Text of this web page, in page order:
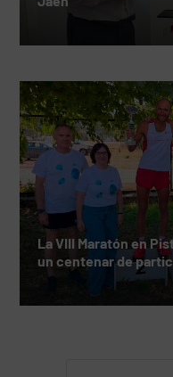
La VIII Maratón en
un centenar de